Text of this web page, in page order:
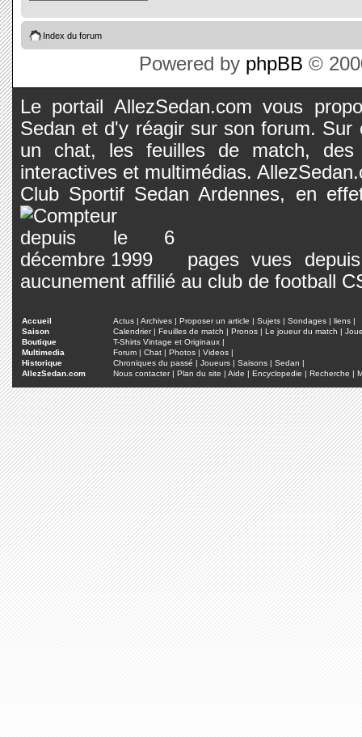
Index du forum
Powered by phpBB ©
Le portail AllezSedan.com vous
Sedan et d'y réagir sur son forum.
un chat, les feuilles de match, des
interactives et multimédias.
Club Sportif Sedan Ardennes, en
pages vues
aucunement affilié au club de football
Accueil Actus | Archives | Proposer un article | Sujets | Sondages | liens |
Saison
Calendrier| Feuilles de match | Pronos | Le joueur du match |
Boutique
T-Shirts Vintage et Originaux |
Multimedia
Forum | Chat | Photos | Videos |
Historique
Chroniques du passé | Joueurs | Saisons | Sedan |
AllezSedan.com
Nous contacter| Plan du site | Aide | Encyclopedie | Recherche |